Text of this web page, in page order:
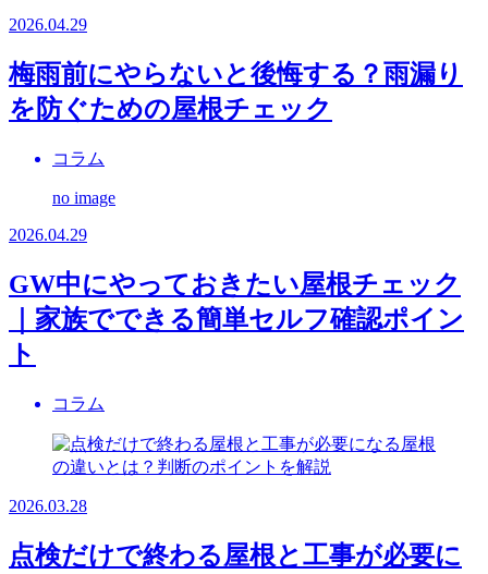
2026.04.29
梅雨前にやらないと後悔する？雨漏り
を防ぐための屋根チェック
コラム
no image
2026.04.29
GW中にやっておきたい屋根チェック
｜家族でできる簡単セルフ確認ポイン
ト
コラム
2026.03.28
点検だけで終わる屋根と工事が必要に